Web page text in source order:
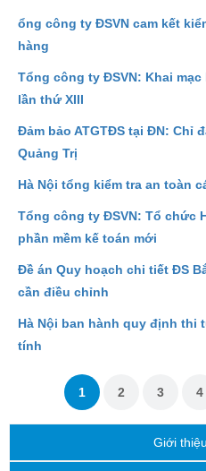
ổng công ty ĐSVN cam kết
hàng
Tổng công ty ĐSVN: Khai
lần thứ XIII
Đảm bảo ATGTĐS tại ĐN: Chỉ
Quảng Trị
Hà Nội tổng kiểm tra an toàn
Tổng công ty ĐSVN: Tổ chức
phần mềm kế toán mới
Đề án Quy hoạch chi tiết ĐS
cần điều chỉnh
Hà Nội ban hành quy định thi
tính
1 2 3 4
Giới